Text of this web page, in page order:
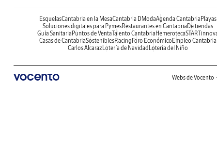
EsquelasCantabria en la MesaCantabria DModaAgenda CantabriaPlayas
Soluciones digitales para PymesRestaurantes en CantabriaDe tiendas
Guía SanitariaPuntos de VentaTalento CantabriaHemeroteca
Casas de CantabriaSosteniblesRacingForo EconómicoEmpleo Cantabria
Carlos AlcarazLotería de NavidadLotería del Niño
Webs de Vocento